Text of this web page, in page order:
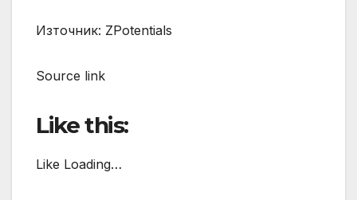
Източник: ZPotentials
Source link
Like this:
Like Loading…